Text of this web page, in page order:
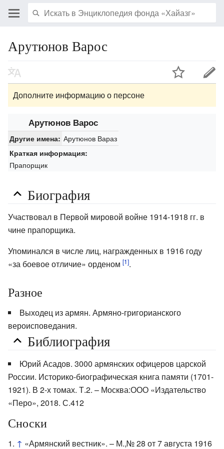
Арутюнов Варос
Дополните информацию о персоне
Арутюнов Варос
Другие имена: Арутюнов Вараз
Краткая информация:
Прапорщик
Биография
Участвовал в Первой мировой войне 1914-1918 гг. в
чине прапорщика.
Упоминался в числе лиц, награжденных в 1916 году
«за боевое отличие» орденом [1].
Разное
Выходец из армян. Армяно-григорианского
вероисповедания.
Библиография
Юрий Асадов. 3000 армянских офицеров царской
России. Историко-биографическая книга памяти (1701-
1921). В 2-х томах. Т.2. – Москва:ООО «Издательство
«Перо», 2018. С.412
Сноски
↑ «Армянский вестник». – М.,№ 28 от 7 августа 1916